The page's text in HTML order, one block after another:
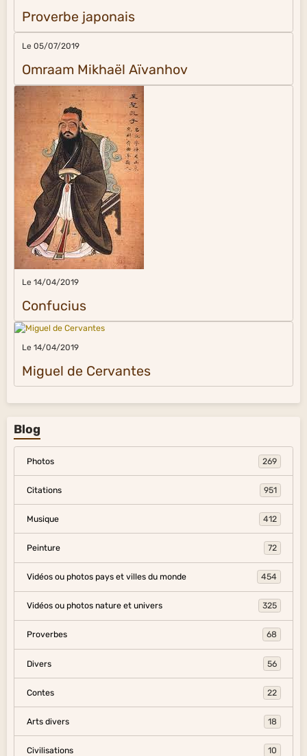
Proverbe japonais
Le 05/07/2019
Omraam Mikhaël Aïvanhov
Le 14/04/2019
Confucius
Le 14/04/2019
Miguel de Cervantes
Blog
Photos 269
Citations 951
Musique 412
Peinture 72
Vidéos ou photos pays et villes du monde 454
Vidéos ou photos nature et univers 325
Proverbes 68
Divers 56
Contes 22
Arts divers 18
Civilisations 10